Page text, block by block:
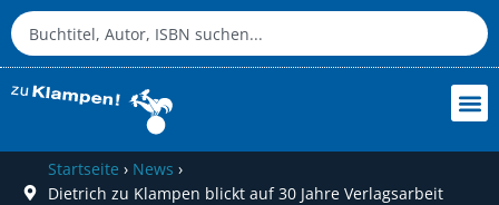
Startseite › News ›
Dietrich zu Klampen blickt auf 30 Jahre Verlagsarbeit